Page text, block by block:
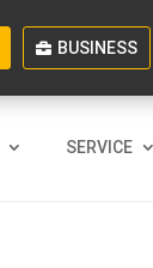
BUSINESS
SERVICE